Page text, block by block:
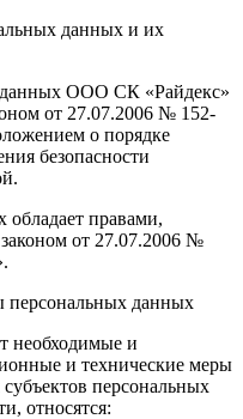
данных и их
данных ООО СК «Райдекс»
от 27.07.2006 № 152-
о порядке
безопасности
обладает правами,
от 27.07.2006 №
данных
необходимые и
и технические меры
персональных
относятся: